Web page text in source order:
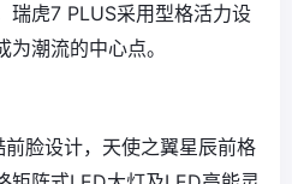
瑞虎7 PLUS采用型格活力设
潮流的中心点。
脸设计，天使之翼星辰前格